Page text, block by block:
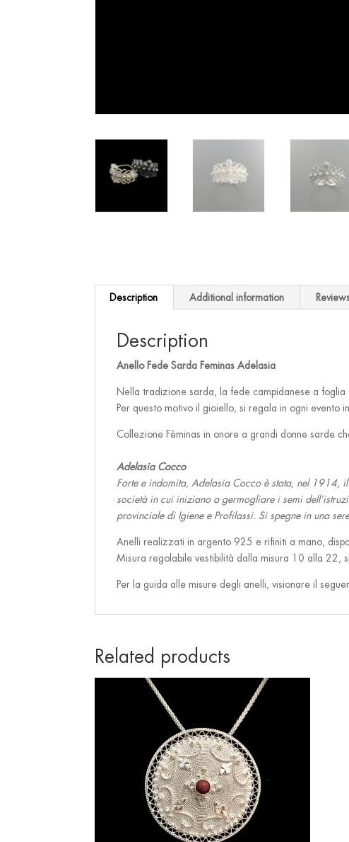
Description Additional information
Description
Anello Fede Sarda Feminas Adelasia
Nella tradizione sarda, la fede campidanese a
Per questo motivo il gioiello, si regala in ogni evento
Collezione Fèminas in onore a grandi donne sarde
Adelasia Cocco
Forte e indomita, Adelasia Cocco è stata, nel 1914,
società in cui iniziano a germogliare i semi
provinciale di Igiene e Profilassi. Si spegne in una
Anelli realizzati in argento 925 e rifiniti a mano,
Misura regolabile vestibilità dalla misura 10 alla 22,
Per la guida alle misure degli anelli, visionare il
Related products